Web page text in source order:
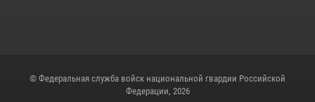
© Федеральная служба войск национальной гвардии Российской
Федерации, 2026